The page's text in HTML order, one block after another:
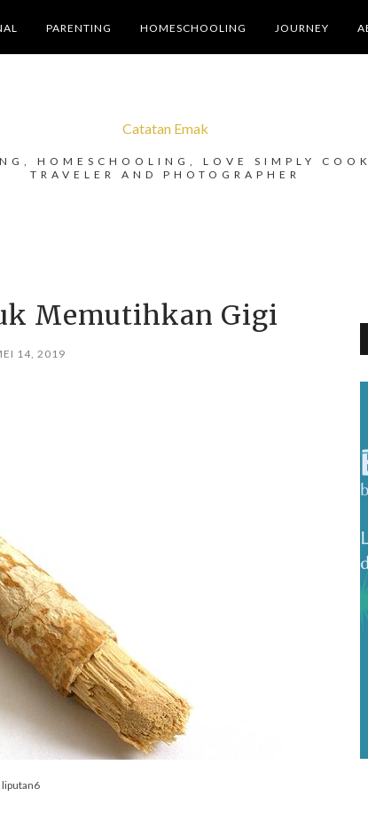
PARENTING HOMESCHOOLING JOURNEY
Catatan Emak
HOMESCHOOLING, LOVE SIMPLY
TRAVELER AND PHOTOGRAPHER
Memutihkan Gigi
14, 2019
liputan6